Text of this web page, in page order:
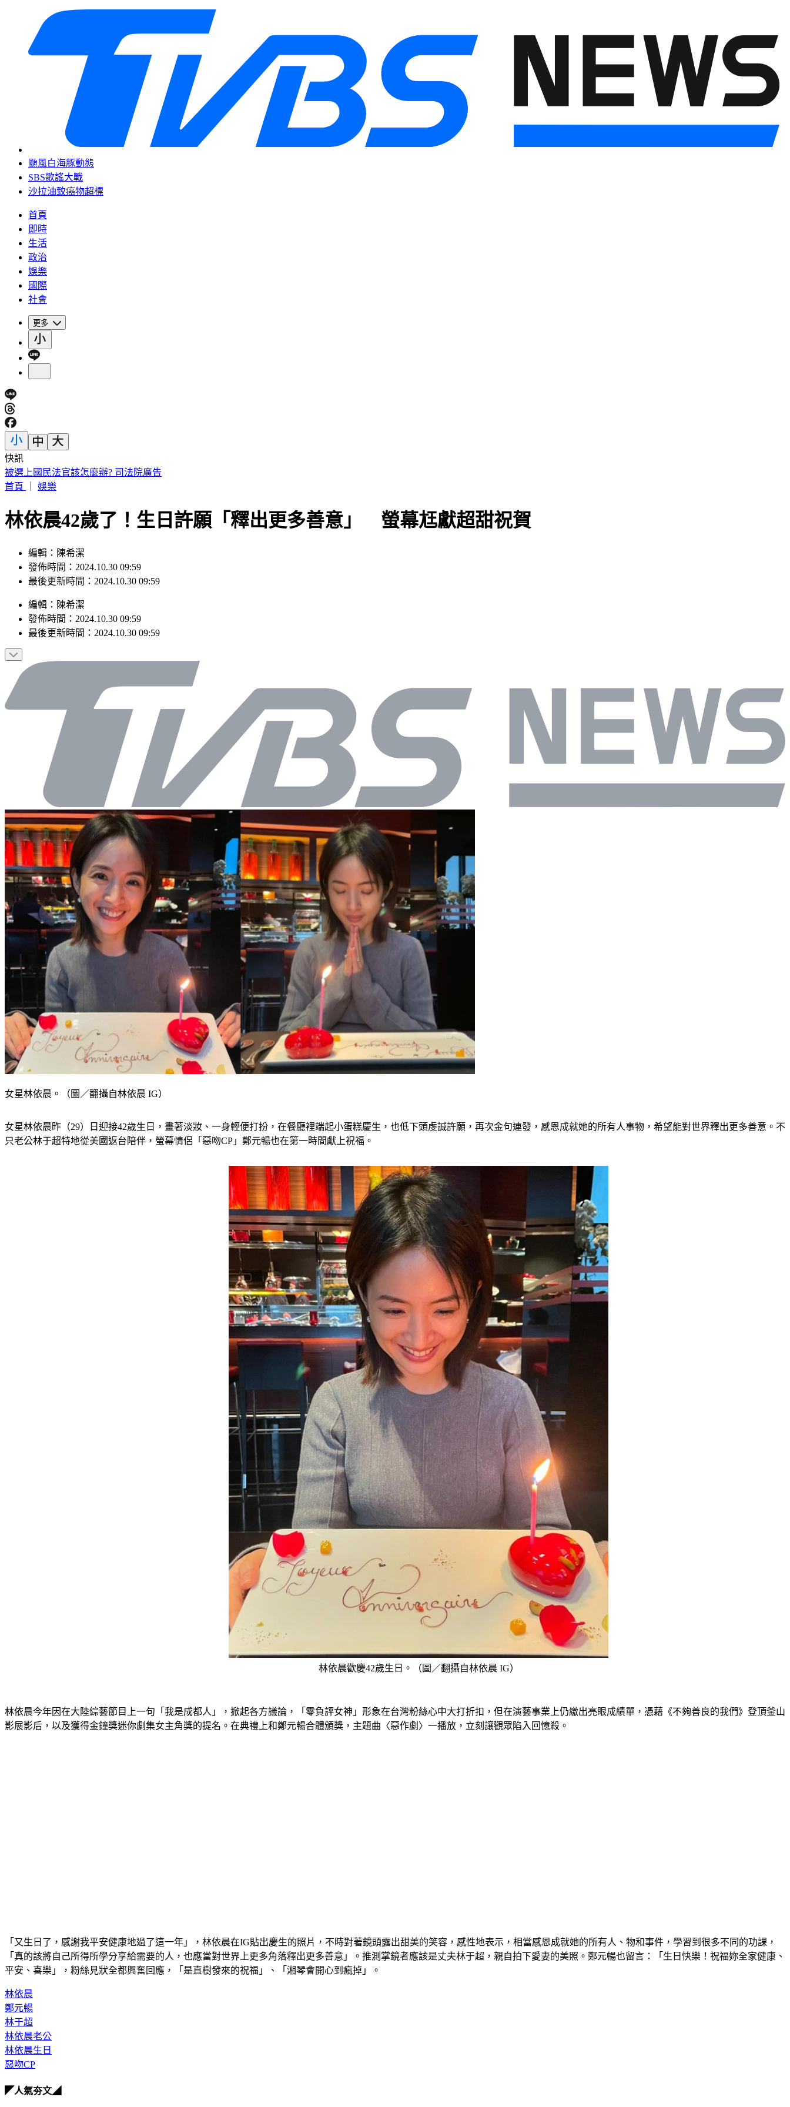
颱風白海豚動態
SBS歌謠大戰
沙拉油致癌物超標
首頁
即時
生活
政治
娛樂
國際
社會
更多
快訊
明知蘇丹紅超標4倍還賣 雲林黑心商稱「吃了不會怎樣」遭判6月
首頁
娛樂
林依晨42歲了！生日許願「釋出更多善意」 螢幕尪獻超甜祝賀
編輯：陳希潔
發佈時間：2024.10.30 09:59
最後更新時間：2024.10.30 09:59
編輯 ： 陳希潔
發佈時間： 2024.10.30 09:59
最後更新時間： 2024.10.30 09:59
女星林依晨。（圖／翻攝自林依晨 IG）
女星林依晨昨（29）日迎接42歲生日，畫著淡妝、一身輕便打扮，在餐廳裡端起小蛋糕慶生，也低下頭虔誠許願，再次金句連發，感恩成就她的所有人事物，希望能對世界釋出更多善意。不
只老公林于超特地從美國返台陪伴，螢幕情侶「惡吻CP」鄭元暢也在第一時間獻上祝福。
林依晨歡慶42歲生日。（圖／翻攝自林依晨 IG）
林依晨今年因在大陸綜藝節目上一句「我是成都人」，掀起各方議論，「零負評女神」形象在台灣粉絲心中大打折扣，但在演藝事業上仍繳出亮眼成績單，憑藉《不夠善良的我們》登頂釜山
影展影后，以及獲得金鐘獎迷你劇集女主角獎的提名。在典禮上和鄭元暢合體頒獎，主題曲〈惡作劇〉一播放，立刻讓觀眾陷入回憶殺。
「又生日了，感謝我平安健康地過了這一年」，林依晨在IG貼出慶生的照片，不時對著鏡頭露出甜美的笑容，感性地表示，相當感恩成就她的所有人、物和事件，學習到很多不同的功課，
「真的該將自己所得所學分享給需要的人，也應當對世界上更多角落釋出更多善意」。推測掌鏡者應該是丈夫林于超，親自拍下愛妻的美照。鄭元暢也留言：「生日快樂！祝福妳全家健康、
平安、喜樂」，粉絲見狀全都興奮回應，「是直樹發來的祝福」、「湘琴會開心到瘋掉」。
林依晨
鄭元暢
林于超
林依晨老公
林依晨生日
惡吻CP
◤人氣夯文◢